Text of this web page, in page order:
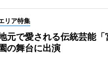
リア特集
元で愛される伝統芸能
園の舞台に出演